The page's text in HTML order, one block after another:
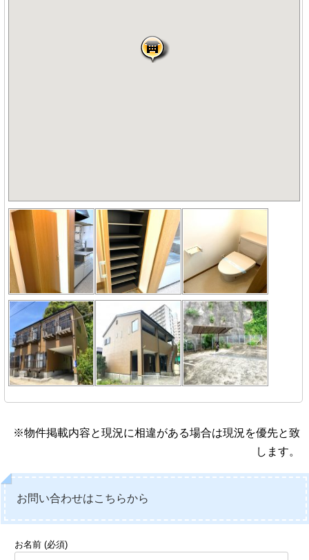
※物件掲載内容と現況に相違がある場合は現況を優先と致
します。
お問い合わせはこちらから
お名前 (必須)